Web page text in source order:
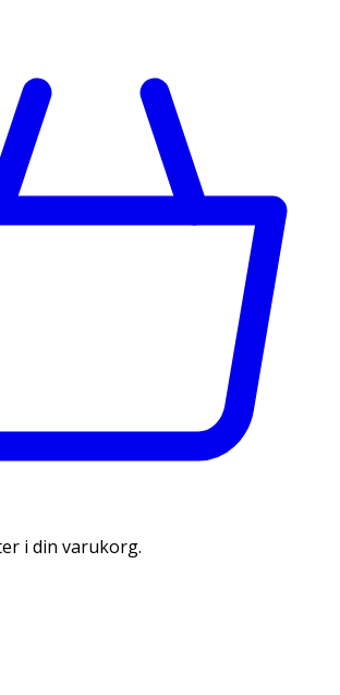
i din varukorg.